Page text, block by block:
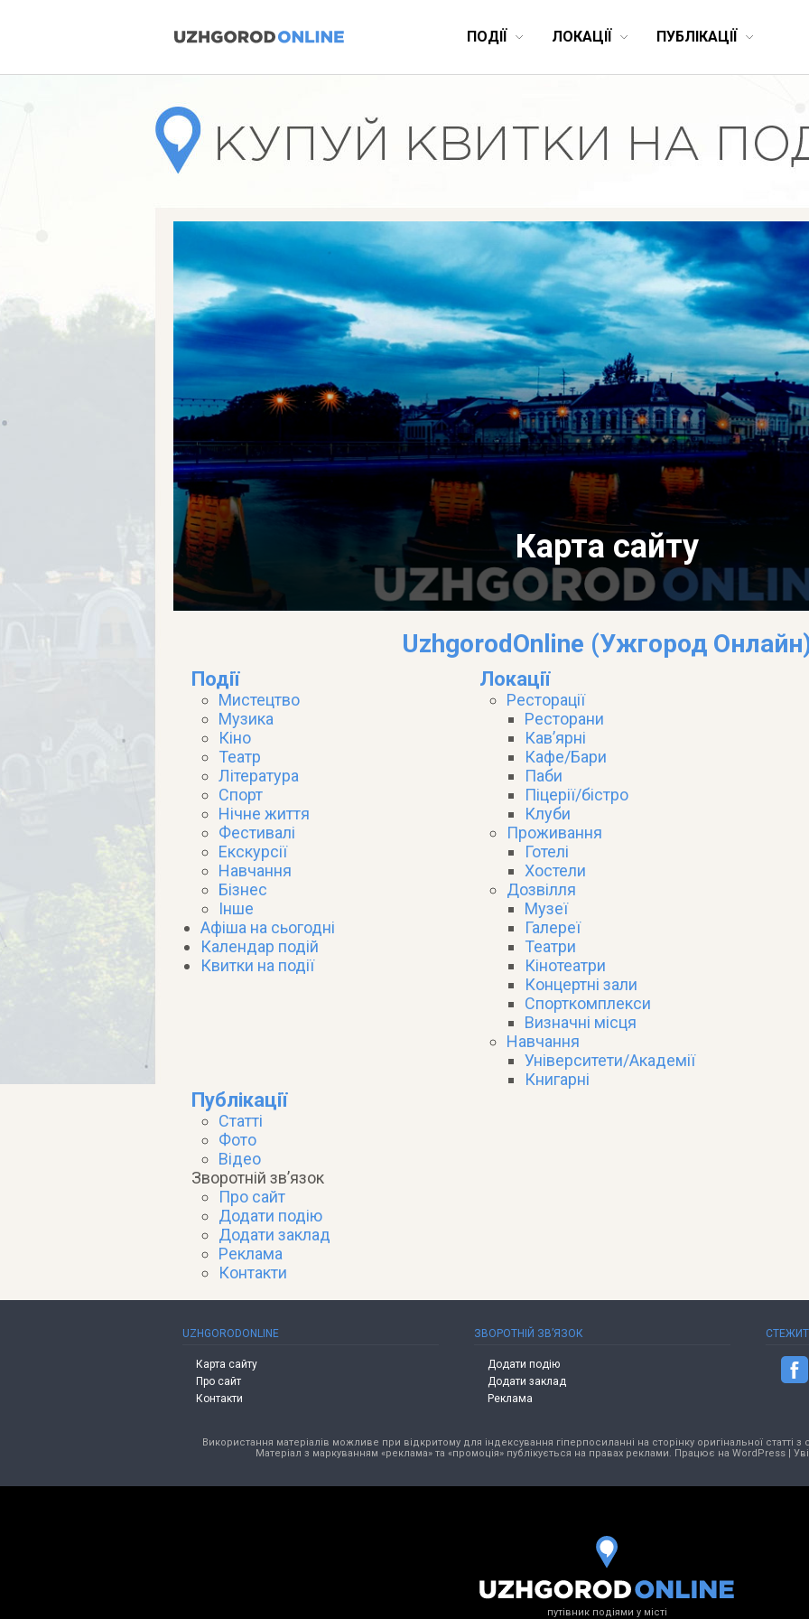
ПОДІЇ ЛОКАЦІЇ ПУБЛІКАЦІЇ
Карта сайту
UzhgorodOnline (Ужгород
Події
Мистецтво
Музика
Кіно
Театр
Література
Спорт
Нічне життя
Фестивалі
Екскурсії
Навчання
Бізнес
Інше
Афіша на сьогодні
Календар подій
Квитки на події
Локації
Ресторації
Ресторани
Кав’ярні
Кафе/Бари
Паби
Піцерії/бістро
Клуби
Проживання
Готелі
Хостели
Дозвілля
Музеї
Галереї
Театри
Кінотеатри
Концертні зали
Спорткомплекси
Визначні місця
Навчання
Університети/Академії
Книгарні
Публікації
Статті
Фото
Відео
Зворотній зв’язок
Про сайт
Додати подію
Додати заклад
Реклама
Контакти
UZHGORODONLINE
Карта сайту
Про сайт
Контакти
ЗВОРОТНІЙ ЗВ’ЯЗОК
Додати подію
Додати заклад
Реклама
Використання матеріалів можливе при відкритому для індексування гіперпосиланні на сторінку оригінальної
Матеріал з маркуванням «реклама» та «промоція» публікується на правах реклами. Працює на WordPress|
путівник подіями у місті